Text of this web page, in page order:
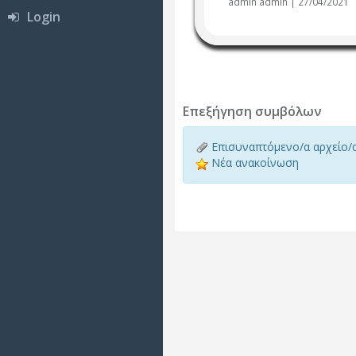
Login
Επεξήγηση συμβόλων
Επισυναπτόμενο/α αρχείο/
Νέα ανακοίνωση